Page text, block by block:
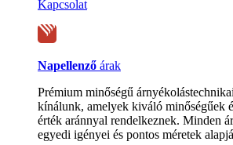
Kapcsolat
Napellenző árak
Prémium minőségű
kínálunk, amelyek kiváló minőségűek
érték aránnyal rendelkeznek. Minden
egyedi igényei és pontos méretek